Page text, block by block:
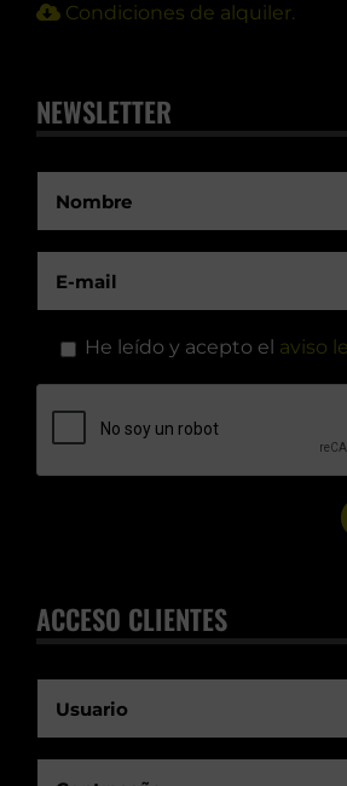
Condiciones de alquiler.
NEWSLETTER
He leído y acepto el aviso
ACCESO CLIENTES